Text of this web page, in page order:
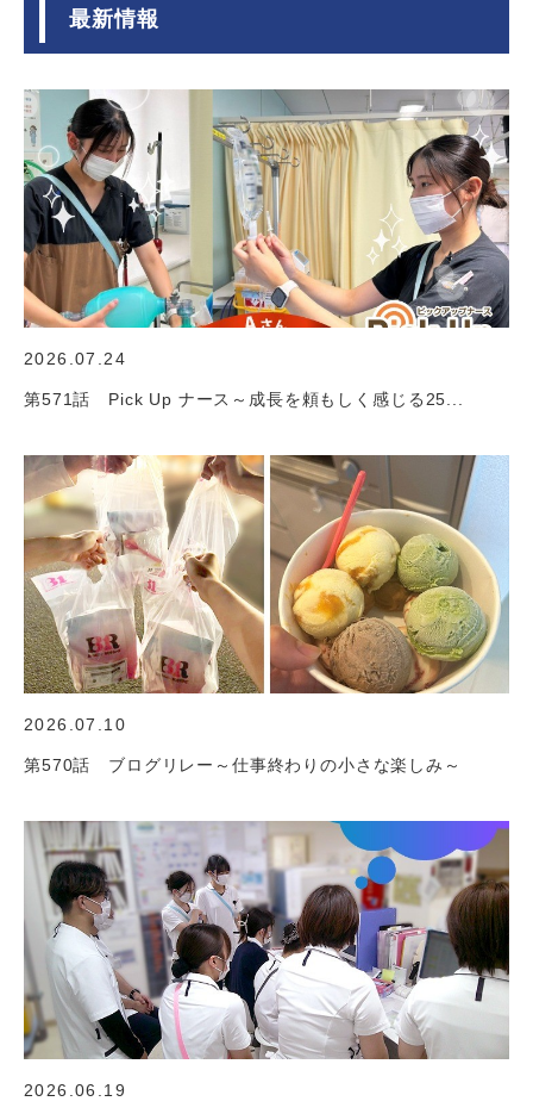
最新情報
2026.07.24
第571話 Pick Up ナース～成長を頼もしく感じる25...
2026.07.10
第570話 ブログリレー～仕事終わりの小さな楽しみ～
2026.06.19